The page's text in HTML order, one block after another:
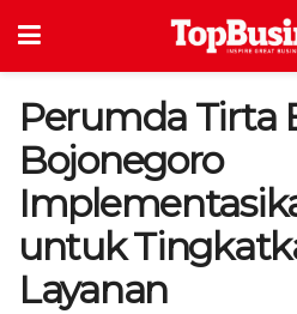
Perumda Tirta
Bojonegoro
untuk
Layanan